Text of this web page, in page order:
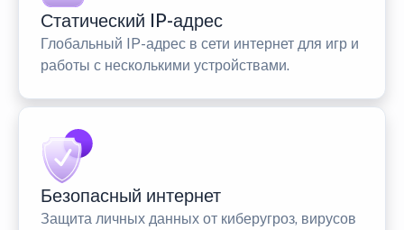
Статический IP-адрес
Глобальный IP-адрес в сети интернет для игр и
работы с несколькими устройствами.
Безопасный интернет
Защита личных данных от киберугроз, вирусов